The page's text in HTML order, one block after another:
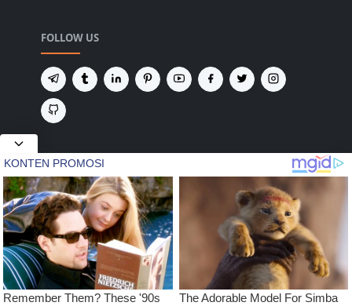
FOLLOW US
NEWSLETTER
Tetap terhubung untuk mendapatkan berita
terbaru dan pembaruan penting dari kami.